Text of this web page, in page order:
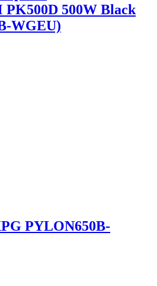
500W Black
WGEU)
PYLON650B-